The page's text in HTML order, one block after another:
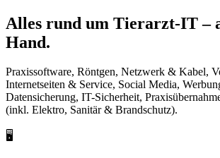
Alles rund um Tierarzt-IT –
Hand.
Praxissoftware, Röntgen, Netzwerk & Kabel,
Internetseiten & Service, Social Media,
Datensicherung, IT-Sicherheit,
(inkl. Elektro, Sanitär & Brandschutz).
🖥️